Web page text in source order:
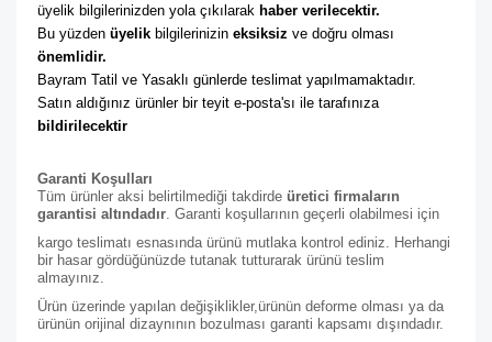
üyelik bilgilerinizden yola çıkılarak haber verilecektir.
Bu yüzden üyelik bilgilerinizin eksiksiz
önemlidir.
Bayram Tatil ve Yasaklı günlerde teslimat yapılmamaktadır.
bildirilecektir
Garanti Koşulları
Tüm ürünler aksi belirtilmediği takdirde üretici firmaların
garantisi altındadır . Garanti koşullarının geçerli olabilmesi için
kargo teslimatı esnasında ürünü mutlaka kontrol ediniz. Herhangi
bir hasar gördüğünüzde tutanak tutturarak ürünü teslim
almayınız.
Ürün üzerinde yapılan değişiklikler,ürünün deforme olması ya da
ürünün orijinal dizaynının bozulması garanti kapsamı dışındadır.